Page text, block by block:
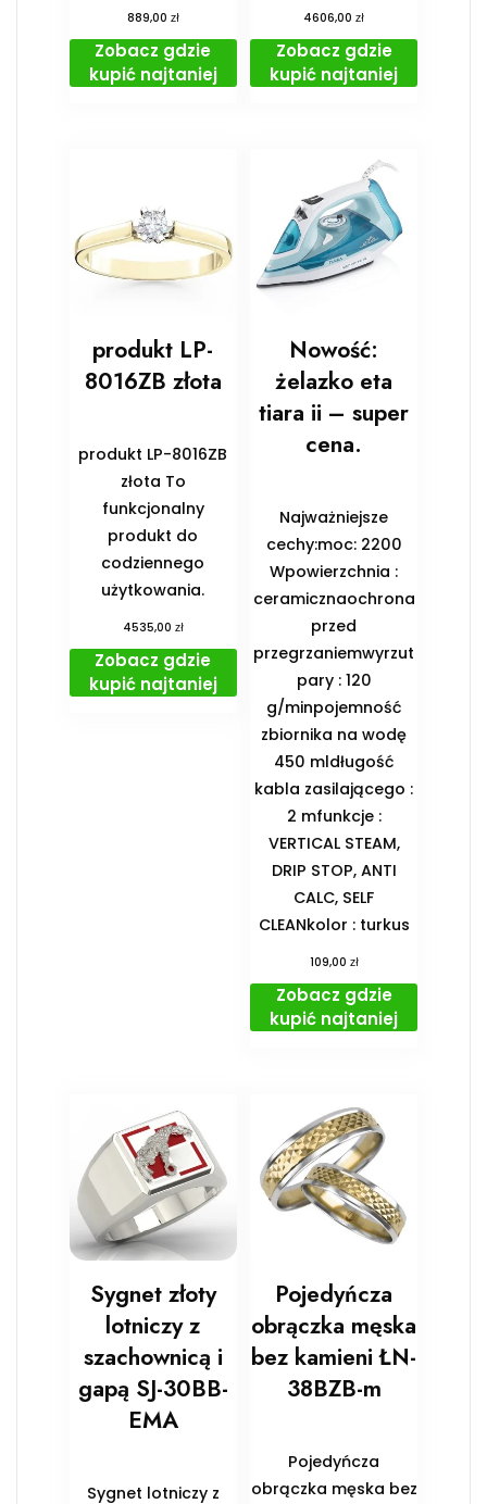
889,00 zł
Zobacz gdzie
kupić najtaniej
4606,00zł
Zobacz gdzie
kupić najtaniej
produkt LP-
8016ZB złota
produkt LP-8016ZB
złota To
funkcjonalny
produkt do
codziennego
użytkowania.
4535,00 zł
Zobacz gdzie
kupić najtaniej
Nowość:
żelazko eta
tiara ii – super
cena.
Najważniejsze
cechy:moc: 2200
Wpowierzchnia :
ceramicznaochrona
przed
przegrzaniemwyrzut
pary : 120
g/minpojemność
zbiornika na wodę
450 mldługość
kabla zasilającego :
2 mfunkcje :
VERTICAL STEAM,
DRIP STOP, ANTI
CALC, SELF
CLEANkolor : turkus
109,00 zł
Zobacz gdzie
kupić najtaniej
Sygnet złoty
lotniczy z
szachownicą i
gapą SJ-30BB-
EMA
Sygnet lotniczy z
Pojedyńcza
obrączka męska
bez kamieni ŁN-
38BZB-m
Pojedyńcza
obrączka męska bez